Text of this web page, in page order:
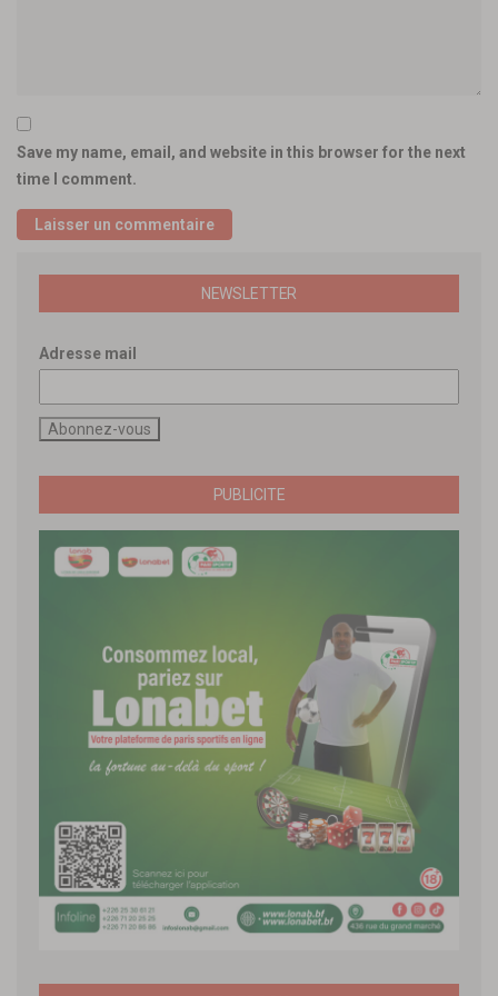
Save my name, email, and website in this browser for the next
time I comment.
NEWSLETTER
Adresse mail
PUBLICITE